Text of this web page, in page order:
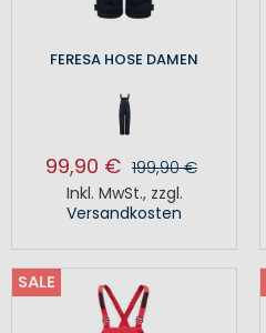
FERESA HOSE DAMEN
99,90 € 199,90 €
Inkl. MwSt., zzgl.
Versandkosten
SALE